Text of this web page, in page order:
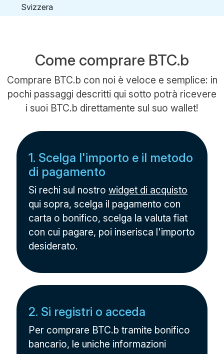
Come comprare BTC.b
Comprare BTC.b con noi è veloce e semplice: in
pochi passaggi descritti qui sotto potrà ricevere
i suoi BTC.b direttamente sul suo wallet!
1. Scelga l'importo e il metodo
di pagamento
Si rechi sul nostrowidget di acquisto
qui sopra, scelga il pagamento con
carta o bonifico, scelga la valuta fiat
con cui pagare, poi inserisca l'importo
desiderato.
2. Si registri o acceda
Per comprare BTC.b tramite bonifico
bancario, le uniche informazioni